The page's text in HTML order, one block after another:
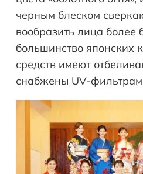
черным блеском
вообразить лица более
большинство японских
средств имеют
снабжены UV-